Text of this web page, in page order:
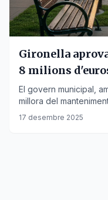
Gironella
8 milions
El govern municipal,
millora del
seguretat local.
17 desembre 2025